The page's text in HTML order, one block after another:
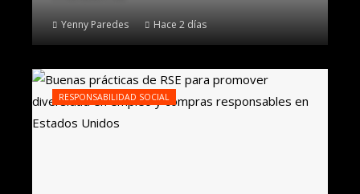
Yenny Paredes Hace 2 días
RESPONSABILIDAD SOCIAL